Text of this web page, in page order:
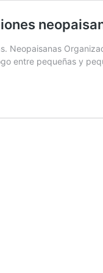
Neopaisanas
entre pequeñas y